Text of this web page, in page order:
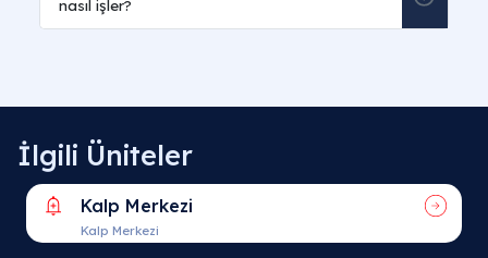
İlgili Üniteler
Kalp Merkezi
Kalp Merkezi